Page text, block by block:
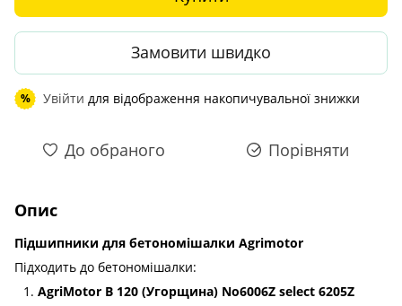
Замовити швидко
% Увійти для відображення накопичувальної знижки
До обраного Порівняти
Опис
Підшипники для бетономішалки Agrimotor
Підходить до бетономішалки:
AgriMotor B 120 (Угорщина) No6006Z select 6205Z